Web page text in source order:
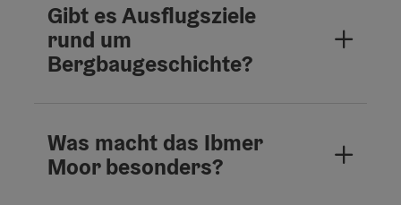
Gibt es Ausflugsziele
rund um
Bergbaugeschichte?
Was macht das Ibmer
Moor besonders?